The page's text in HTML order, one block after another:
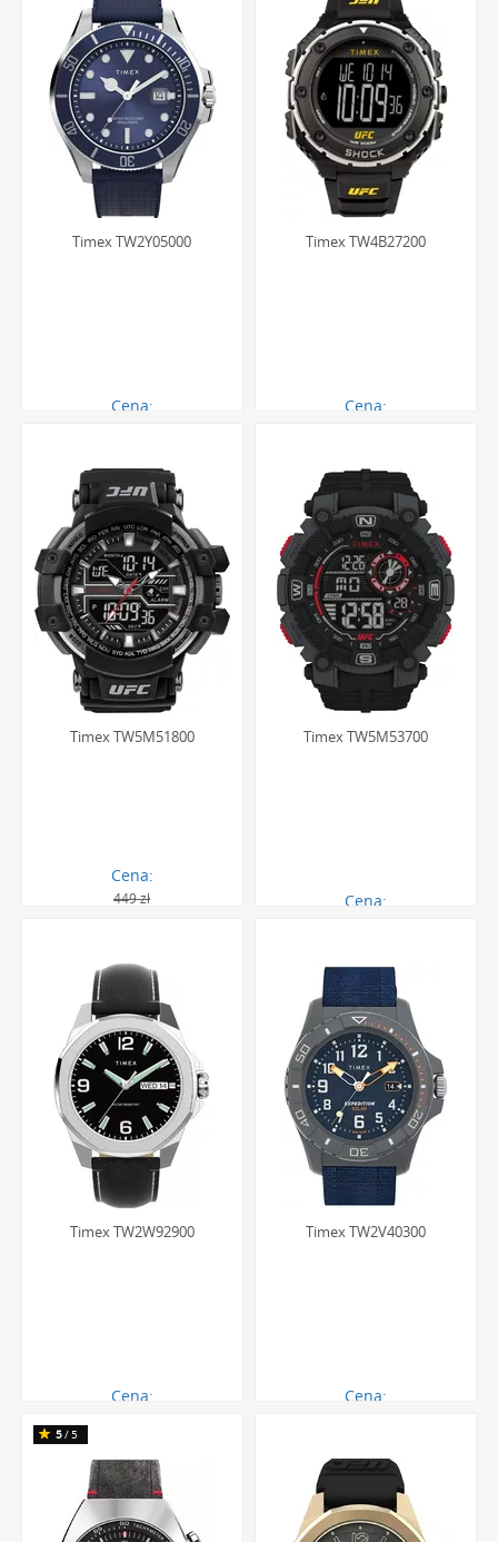
Timex TW2Y05000
Cena:
Timex TW4B27200
Cena:
Timex TW5M51800
Cena:
449 zł
Timex TW5M53700
Cena:
Timex TW2W92900
Cena:
Timex TW2V40300
Cena:
5/5